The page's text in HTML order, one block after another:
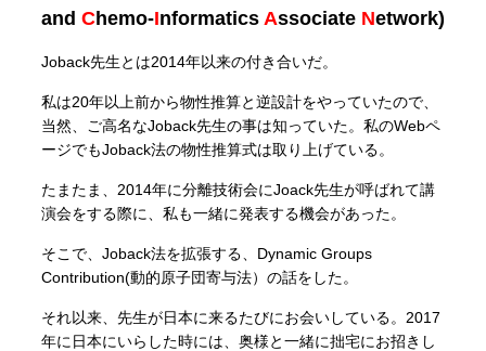
and Chemo-Informatics Associate Network)
Joback先生とは2014年以来の付き合いだ。
私は20年以上前から物性推算と逆設計をやっていたので、
当然、ご高名なJoback先生の事は知っていた。私のWebペ
ージでもJoback法の物性推算式は取り上げている。
たまたま、2014年に分離技術会にJoack先生が呼ばれて講
演会をする際に、私も一緒に発表する機会があった。
そこで、Joback法を拡張する、Dynamic Groups
Contribution(動的原子団寄与法）の話をした。
それ以来、先生が日本に来るたびにお会いしている。2017
年に日本にいらした時には、奥様と一緒に拙宅にお招きし